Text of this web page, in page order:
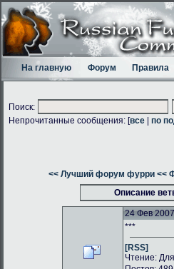
На главную Форум Правила
Поиск:
Непрочитанные сообщения: [все по
<< Лучший форум фурри <<
Описание
24 Фев
***
[RSS]
Чтение: